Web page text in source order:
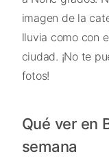
imagen de la
lluvia como con
ciudad. ¡No te
fotos!
Qué ver en
semana